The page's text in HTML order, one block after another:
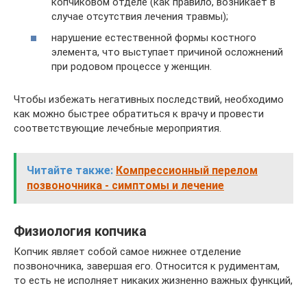
случае отсутствия лечения травмы);
нарушение естественной формы костного
элемента, что выступает причиной осложнений
при родовом процессе у женщин.
Чтобы избежать негативных последствий, необходимо
как можно быстрее обратиться к врачу и провести
соответствующие лечебные мероприятия.
Читайте также: Компрессионный перелом
позвоночника - симптомы и лечение
Физиология копчика
Копчик являет собой самое нижнее отделение
позвоночника, завершая его. Относится к рудиментам,
то есть не исполняет никаких жизненно важных функций,